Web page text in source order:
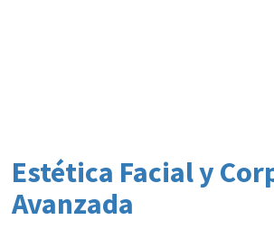
Estética Facial y
Avanzada